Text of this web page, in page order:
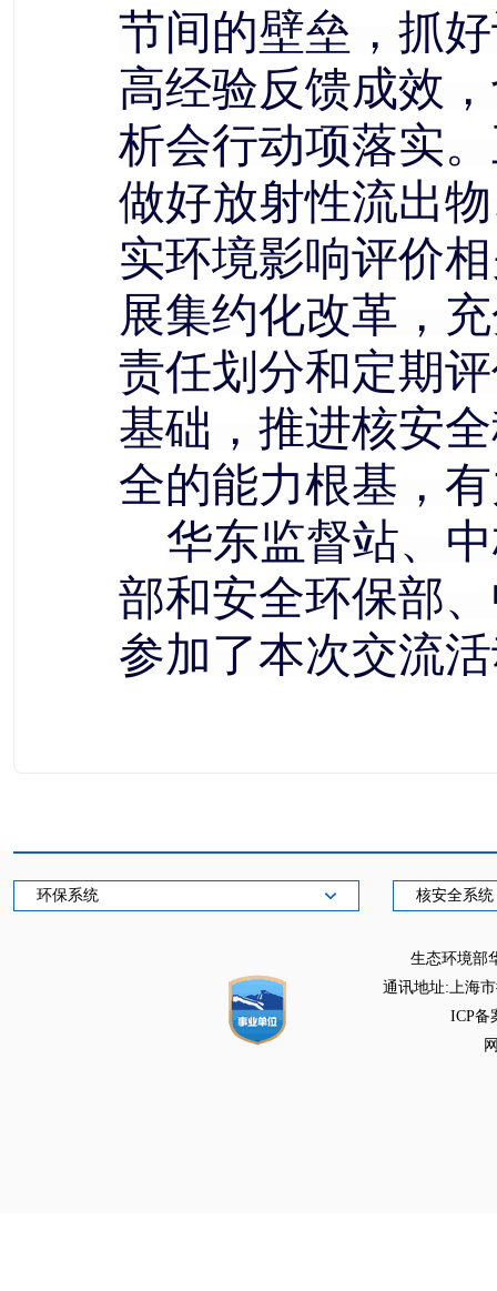
节间的壁垒，抓
高经验反馈成效
析会行动项落实
做好放射性流出
实环境影响评价
展集约化改革，
责任划分和定期
基础，推进核安
全的能力根基，
华东监督站、
部和安全环保部
参加了本次交流
环保系统 核安全系统
生态环境部
通讯地址:上海
ICP备